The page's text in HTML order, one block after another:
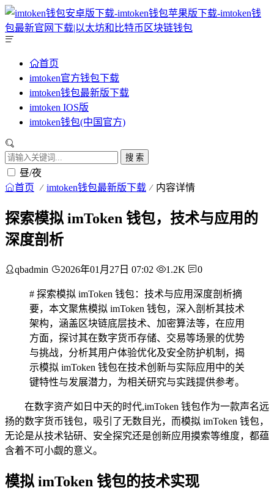
首页
imtoken官方钱包下载
imtoken钱包最新版下载
imtoken IOS版
imtoken钱包(中国官方)
搜 索
昼/夜
首页 imtoken钱包最新版下载 内容详情
探索模拟 imToken 钱包，技术与应用的
深度剖析
qbadmin 2026年01月27日 07:02 1.2K 0
# 探索模拟 imToken 钱包：技术与应用深度剖析摘
要，本文聚焦模拟 imToken 钱包，深入剖析其技术
架构，涵盖区块链底层技术、加密算法等，在应用
方面，探讨其在数字货币存储、交易等场景的优势
与挑战，分析其用户体验优化及安全防护机制，揭
示模拟 imToken 钱包在技术创新与实际应用中的关
键特性与发展潜力，为相关研究与实践提供参考。
在数字资产如日中天的时代,imToken 钱包作为一款声名远
扬的数字货币钱包，吸引了无数目光，而模拟 imToken 钱包，
无论是从技术钻研、安全探究还是创新应用摸索等维度，都蕴
含着不可小觑的意义。
模拟 imToken 钱包的技术实现